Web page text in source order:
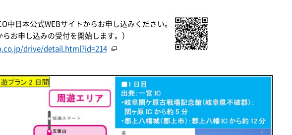
中日本公式WEBサイトからお申し込みください。
らお申し込みの受付を開始します。）
drive/detail.html?id=214